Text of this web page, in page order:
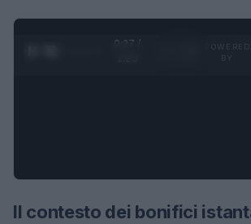
0:28 /
Il contesto dei bonifici